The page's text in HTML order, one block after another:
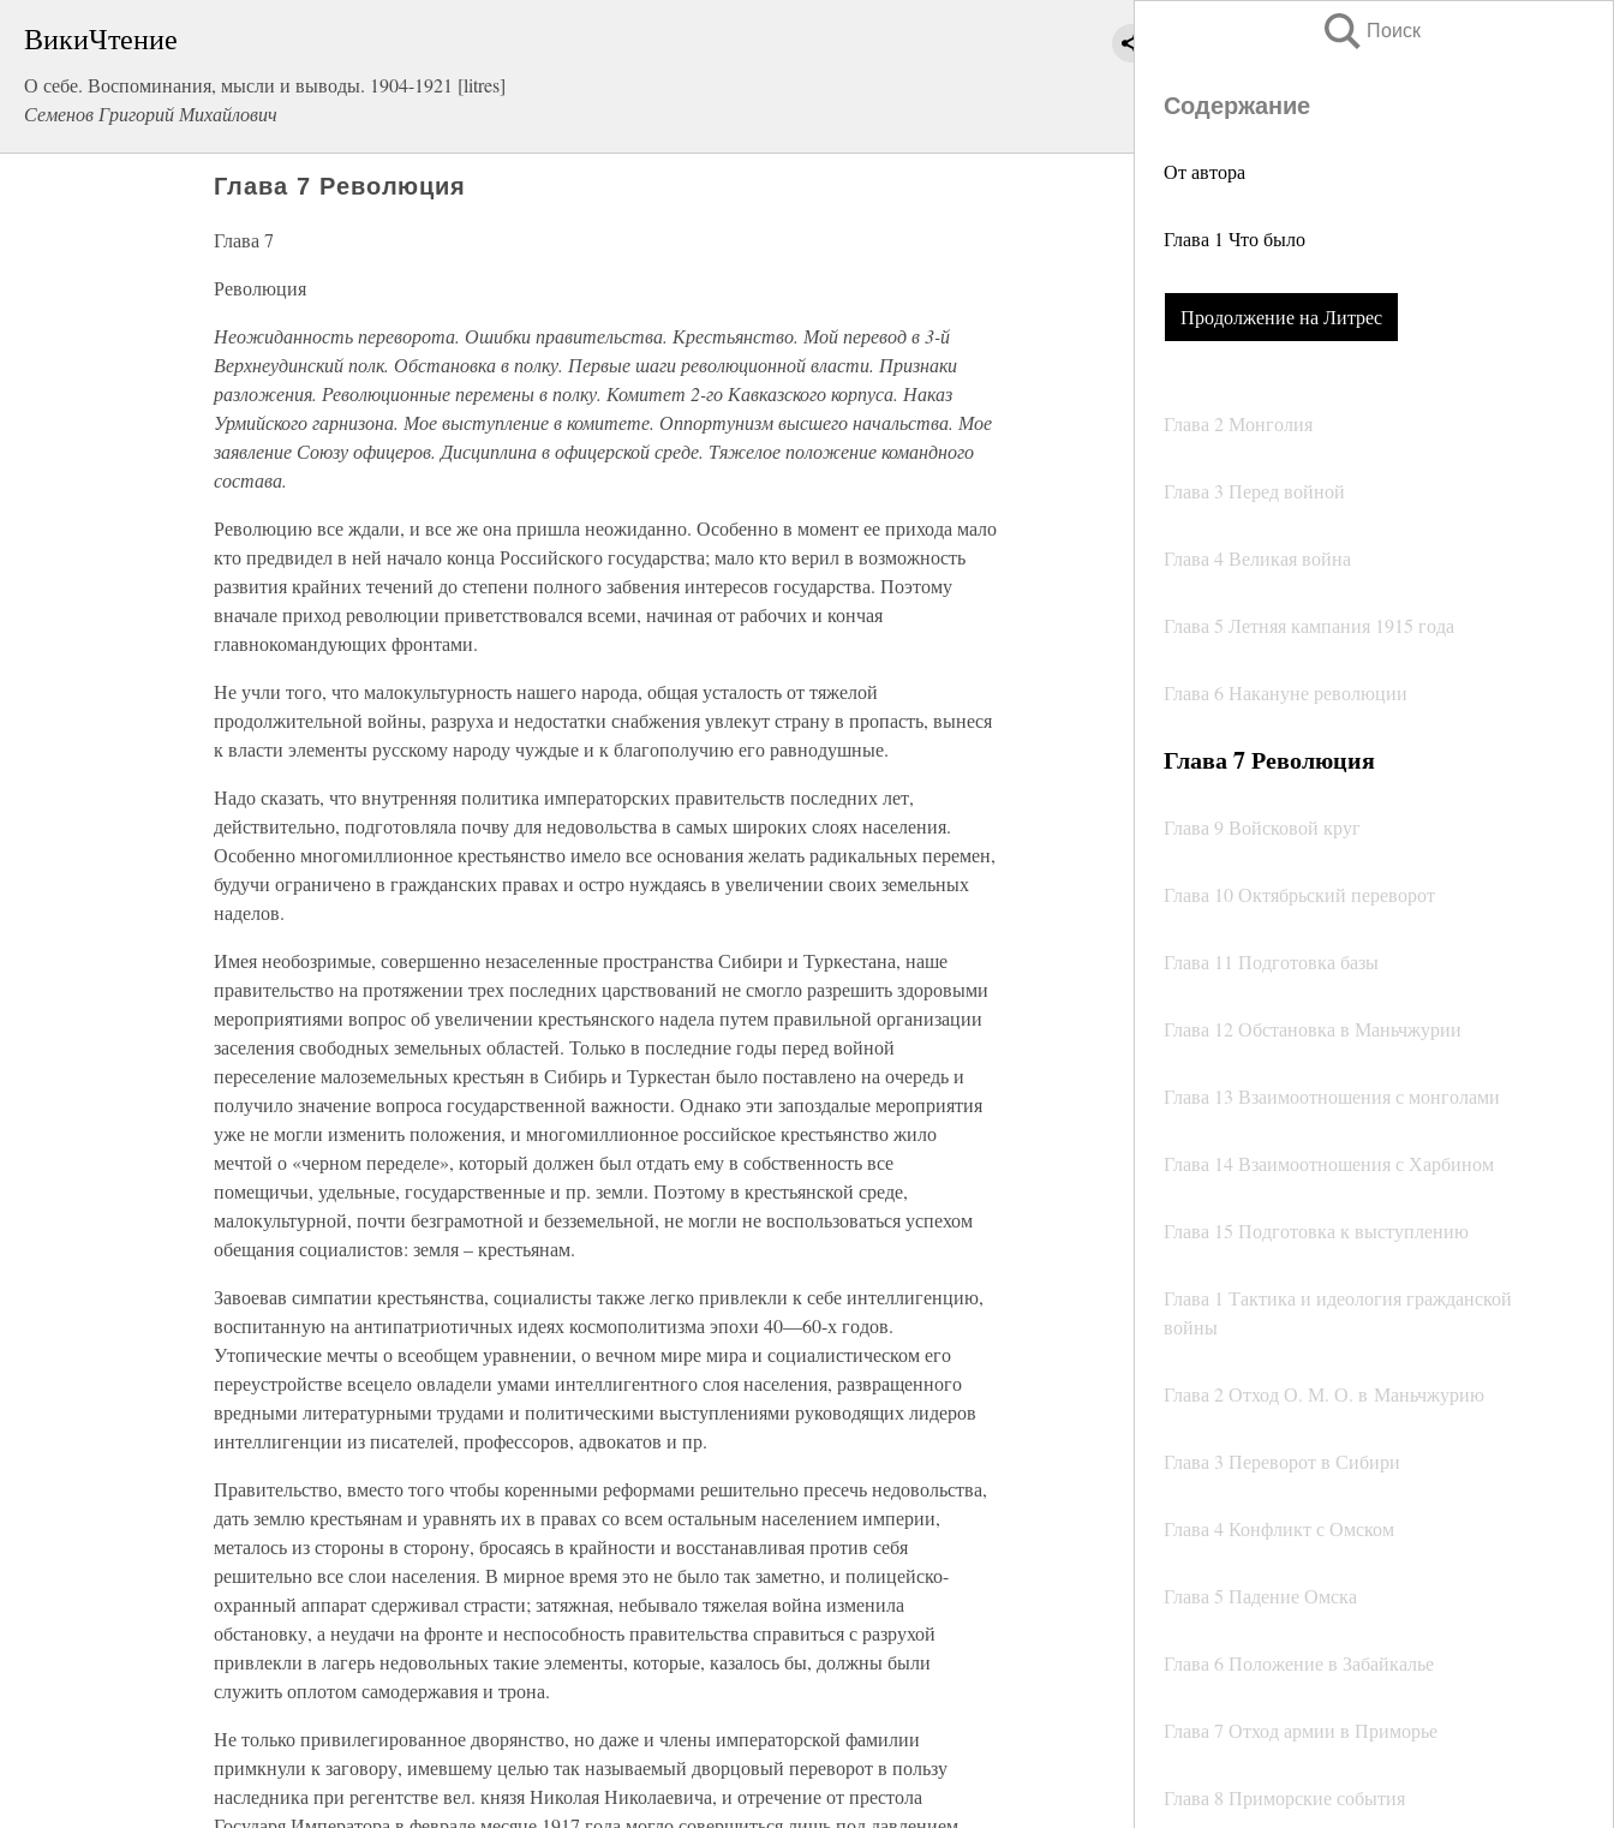
ВикиЧтение
О себе. Воспоминания, мысли и выводы. 1904-1921 [litres]
Семенов Григорий Михайлович
Поиск
Содержание
От автора
Глава 1 Что было
Продолжение на Литрес
Глава 2 Монголия
Глава 3 Перед войной
Глава 4 Великая война
Глава 5 Летняя кампания 1915 года
Глава 6 Накануне революции
Глава 7 Революция
Глава 9 Войсковой круг
Глава 10 Октябрьский переворот
Глава 11 Подготовка базы
Глава 12 Обстановка в Маньчжурии
Глава 13 Взаимоотношения с монголами
Глава 14 Взаимоотношения с Харбином
Глава 15 Подготовка к выступлению
Глава 1 Тактика и идеология гражданской
войны
Глава 2 Отход О. М. О. в Маньчжурию
Глава 3 Переворот в Сибири
Глава 4 Конфликт с Омском
Глава 5 Падение Омска
Глава 6 Положение в Забайкалье
Глава 7 Отход армии в Приморье
Глава 8 Приморские события
Глава 7 Революция
Глава 7
Революция
Неожиданность переворота. Ошибки правительства. Крестьянство. Мой перевод в 3-й
Верхнеудинский полк. Обстановка в полку. Первые шаги революционной власти. Признаки
разложения. Революционные перемены в полку. Комитет 2-го Кавказского корпуса. Наказ
Урмийского гарнизона. Мое выступление в комитете. Оппортунизм высшего начальства. Мое
заявление Союзу офицеров. Дисциплина в офицерской среде. Тяжелое положение командного
состава.
Революцию все ждали, и все же она пришла неожиданно. Особенно в момент ее прихода мало
кто предвидел в ней начало конца Российского государства; мало кто верил в возможность
развития крайних течений до степени полного забвения интересов государства. Поэтому
вначале приход революции приветствовался всеми, начиная от рабочих и кончая
главнокомандующих фронтами.
Не учли того, что малокультурность нашего народа, общая усталость от тяжелой
продолжительной войны, разруха и недостатки снабжения увлекут страну в пропасть, вынеся
к власти элементы русскому народу чуждые и к благополучию его равнодушные.
Надо сказать, что внутренняя политика императорских правительств последних лет,
действительно, подготовляла почву для недовольства в самых широких слоях населения.
Особенно многомиллионное крестьянство имело все основания желать радикальных перемен,
будучи ограничено в гражданских правах и остро нуждаясь в увеличении своих земельных
наделов.
Имея необозримые, совершенно незаселенные пространства Сибири и Туркестана, наше
правительство на протяжении трех последних царствований не смогло разрешить здоровыми
мероприятиями вопрос об увеличении крестьянского надела путем правильной организации
заселения свободных земельных областей. Только в последние годы перед войной
переселение малоземельных крестьян в Сибирь и Туркестан было поставлено на очередь и
получило значение вопроса государственной важности. Однако эти запоздалые мероприятия
уже не могли изменить положения, и многомиллионное российское крестьянство жило
мечтой о «черном переделе», который должен был отдать ему в собственность все
помещичьи, удельные, государственные и пр. земли. Поэтому в крестьянской среде,
малокультурной, почти безграмотной и безземельной, не могли не воспользоваться успехом
обещания социалистов: земля – крестьянам.
Завоевав симпатии крестьянства, социалисты также легко привлекли к себе интеллигенцию,
воспитанную на антипатриотичных идеях космополитизма эпохи 40—60-х годов.
Утопические мечты о всеобщем уравнении, о вечном мире мира и социалистическом его
переустройстве всецело овладели умами интеллигентного слоя населения, развращенного
вредными литературными трудами и политическими выступлениями руководящих лидеров
интеллигенции из писателей, профессоров, адвокатов и пр.
Правительство, вместо того чтобы коренными реформами решительно пресечь недовольства,
дать землю крестьянам и уравнять их в правах со всем остальным населением империи,
металось из стороны в сторону, бросаясь в крайности и восстанавливая против себя
решительно все слои населения. В мирное время это не было так заметно, и полицейско-
охранный аппарат сдерживал страсти; затяжная, небывало тяжелая война изменила
обстановку, а неудачи на фронте и неспособность правительства справиться с разрухой
привлекли в лагерь недовольных такие элементы, которые, казалось бы, должны были
служить оплотом самодержавия и трона.
Не только привилегированное дворянство, но даже и члены императорской фамилии
примкнули к заговору, имевшему целью так называемый дворцовый переворот в пользу
наследника при регентстве вел. князя Николая Николаевича, и отречение от престола